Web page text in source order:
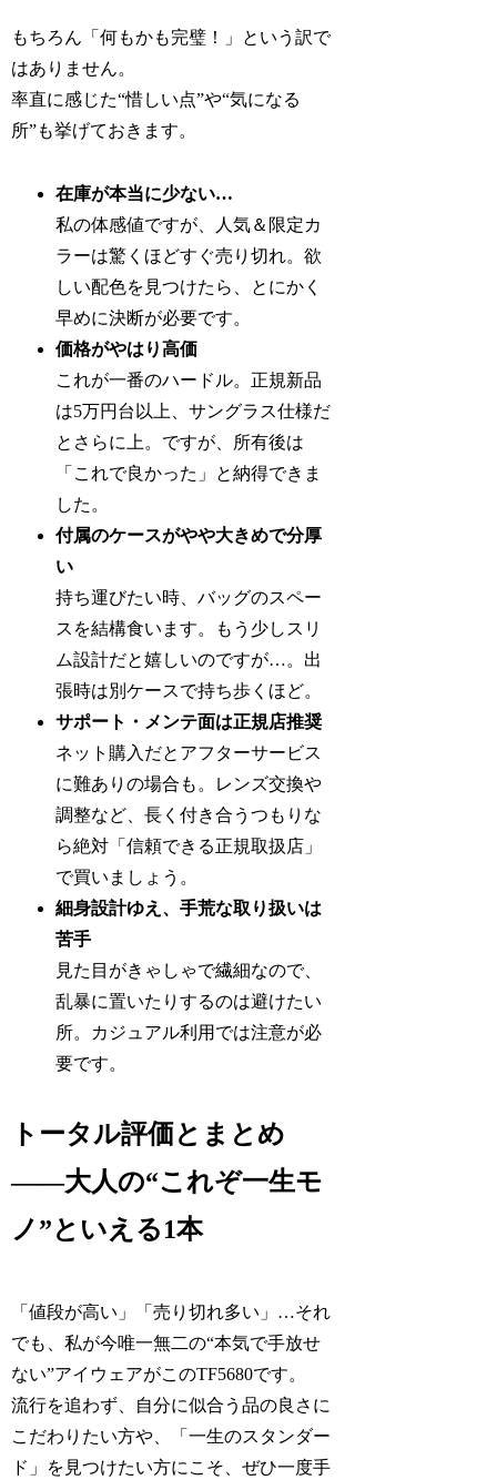
もちろん「何もかも完璧！」という訳で
はありません。
率直に感じた“惜しい点”や“気になる
所”も挙げておきます。
在庫が本当に少ない…
私の体感値ですが、人気＆限定カ
ラーは驚くほどすぐ売り切れ。欲
しい配色を見つけたら、とにかく
早めに決断が必要です。
価格がやはり高価
これが一番のハードル。正規新品
は5万円台以上、サングラス仕様だ
とさらに上。ですが、所有後は
「これで良かった」と納得できま
した。
付属のケースがやや大きめで分厚
い
持ち運びたい時、バッグのスペー
スを結構食います。もう少しスリ
ム設計だと嬉しいのですが…。出
張時は別ケースで持ち歩くほど。
サポート・メンテ面は正規店推奨
ネット購入だとアフターサービス
に難ありの場合も。レンズ交換や
調整など、長く付き合うつもりな
ら絶対「信頼できる正規取扱店」
で買いましょう。
細身設計ゆえ、手荒な取り扱いは
苦手
見た目がきゃしゃで繊細なので、
乱暴に置いたりするのは避けたい
所。カジュアル利用では注意が必
要です。
トータル評価とまとめ
――大人の“これぞ一生モ
ノ”といえる1本
「値段が高い」「売り切れ多い」…それ
でも、私が今唯一無二の“本気で手放せ
ない”アイウェアがこのTF5680です。
流行を追わず、自分に似合う品の良さに
こだわりたい方や、「一生のスタンダー
ド」を見つけたい方にこそ、ぜひ一度手